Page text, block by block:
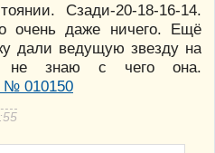
Сзади-20-18-16-14.
очень даже ничего. Ещё
дали ведущую звезду на
не знаю с чего она.